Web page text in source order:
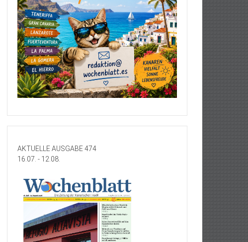
AKTUELLE AUSGABE 474
16.07. - 12.08.